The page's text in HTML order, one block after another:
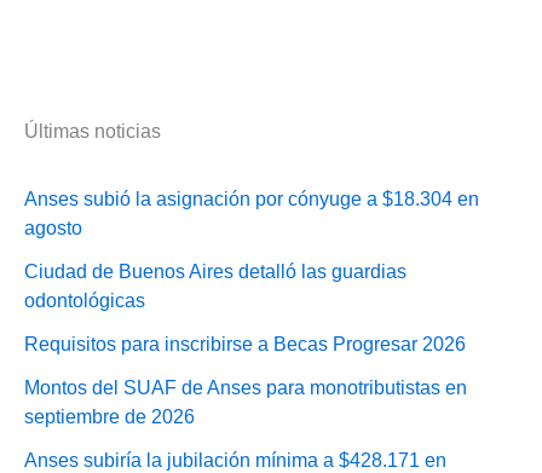
Últimas noticias
Anses subió la asignación por cónyuge a $18.304 en
agosto
Ciudad de Buenos Aires detalló las guardias
odontológicas
Requisitos para inscribirse a Becas Progresar 2026
Montos del SUAF de Anses para monotributistas en
septiembre de 2026
Anses subiría la jubilación mínima a $428.171 en